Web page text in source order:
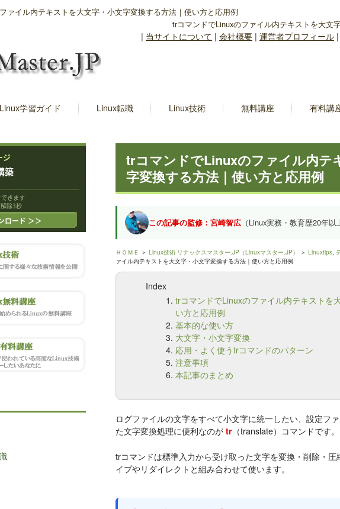
ァイル内テキストを大文字・小文字変換する方法｜使い方と応用例
trコマンドでLinuxのファイル内テキストを大文
| 当サイトについて | 会社概要 | 運営者プロフィール
Linux学習ガイド Linux転職 Linux技術 無料講座 有料講
trコマンドでLinuxのファイル内テ
字変換する方法｜使い方と応用例
この記事の監修：宮崎智広（Linux実務・教育歴20年
ＨＯＭＥ ＞ Linux技術 リナックスマスター.JP（Linuxマスター.JP） ＞ Linuxtips,
ァイル内テキストを大文字・小文字変換する方法｜使い方と応用例
Index
trコマンドでLinuxのファイル内テキストを
い方と応用例
基本的な使い方
大文字・小文字変換
応用・よく使うtrコマンドのパターン
注意事項
本記事のまとめ
ログファイルの文字をすべて小文字に統一したい、設定フ
た文字変換処理に便利なのが tr （translate）コマンドです。
trコマンドは標準入力から受け取った文字を変換・削除・
イプやリダイレクトと組み合わせて使います。